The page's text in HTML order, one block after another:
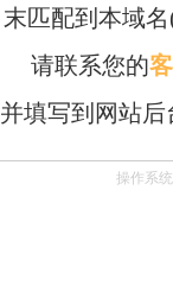
末匹配到本域名
请联系您的
并填写到网站后
操作系